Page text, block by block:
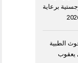
برعاية
الطبية
يعقوب